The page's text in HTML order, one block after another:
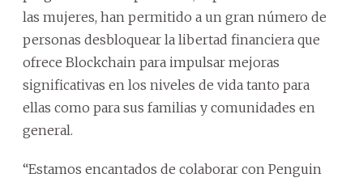
las mujeres, han permitido a un gran número de
personas desbloquear la libertad financiera que
ofrece Blockchain para impulsar mejoras
significativas en los niveles de vida tanto para
ellas como para sus familias y comunidades en
general.
“Estamos encantados de colaborar con Penguin